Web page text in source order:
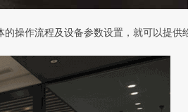
操作流程及设备参数设置，就可以提供